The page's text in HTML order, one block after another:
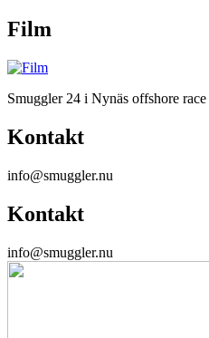
Film
Smuggler 24 i Nynäs offshore race
Kontakt
info@smuggler.nu
Kontakt
info@smuggler.nu